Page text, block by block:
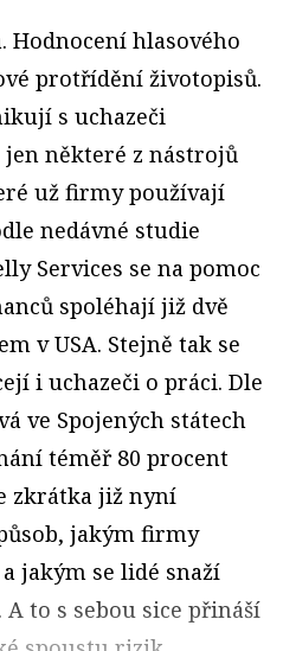
Hodnocení hlasového
protřídění životopisů.
s uchazeči
jen některé z nástrojů
už firmy používají
nedávné studie
Services se na pomoc
spoléhají již dvě
v USA. Stejně tak se
i uchazeči o práci. Dle
ve Spojených státech
téměř 80 procent
zkrátka již nyní
jakým firmy
jakým se lidé snaží
to s sebou sice přináší